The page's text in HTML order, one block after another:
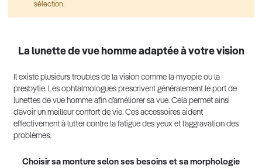
sélection.
La lunette de vue homme adaptée à votre vision
Il existe plusieurs troubles de la vision comme la myopie ou la
presbytie. Les ophtalmologues prescrivent généralement le port de
lunettes de vue homme afin d’améliorer sa vue. Cela permet ainsi
d’avoir un meilleur confort de vie. Ces accessoires aident
effectivement à lutter contre la fatigue des yeux et l’aggravation des
problèmes.
Choisir sa monture selon ses besoins et sa morphologie